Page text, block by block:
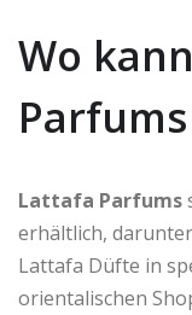
Wo
Lattafa Parfums
erhältlich,
Lattafa Düfte in
orientalischen